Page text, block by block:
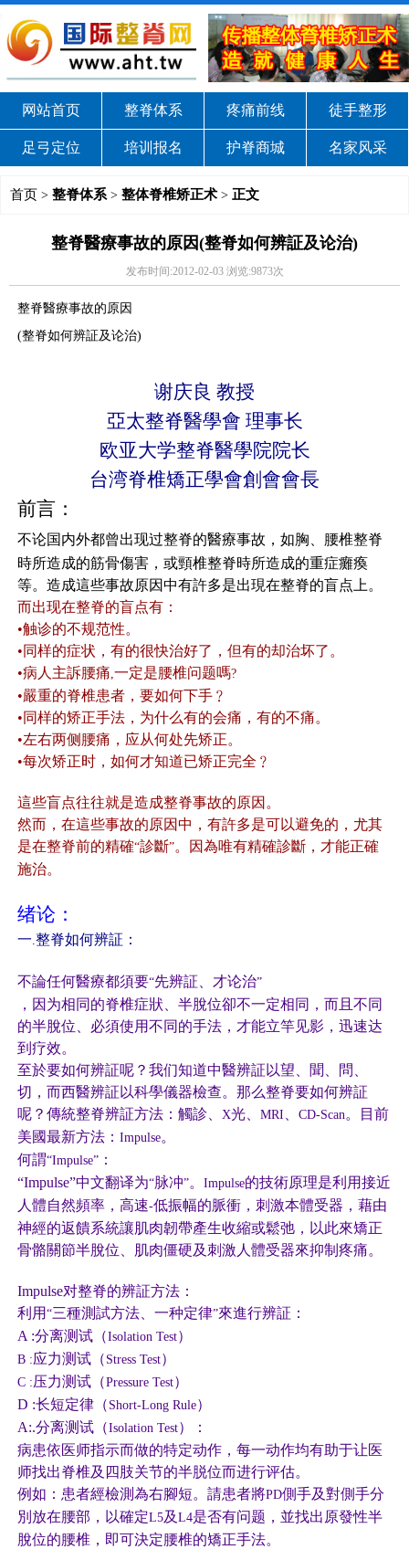
网站首页 整脊体系 疼痛前线 徒手整形
足弓定位 培训报名 护脊商城 名家风采
首页 > 整脊体系 > 整体脊椎矫正术 > 正文
整脊醫療事故的原因(整脊如何辨証及论治)
发布时间:2012-02-03 浏览:9873次
整脊醫療事故的原因
(整脊如何辨証及论治)
谢庆良 教授
亞太整脊醫學會 理事长
欧亚大学整脊醫學院院长
台湾脊椎矯正學會創會會長
前言：
不论国内外都曾出现过整脊的醫療事故，如胸、腰椎整脊
時所造成的筋骨傷害，或頸椎整脊時所造成的重症癱瘓
等。造成這些事故原因中有許多是出現在整脊的盲点上。
而出现在整脊的盲点有：
•触诊的不规范性。
•同样的症状，有的很快治好了，但有的却治坏了。
•病人主訴腰痛 一定是腰椎问题嗎?
•嚴重的脊椎患者，要如何下手﹖
•同样的矫正手法，为什么有的会痛，有的不痛。
•左右两侧腰痛，应从何处先矫正。
•每次矫正时，如何才知道已矫正完全﹖
這些盲点往往就是造成整脊事故的原因。
然而，在這些事故的原因中，有許多是可以避免的，尤其
是在整脊前的精確“診斷”。因為唯有精確診斷，才能正確
施治。
绪论：
一 整脊如何辨証：
不論任何醫療都須要“先辨証、才论治”
，因为相同的脊椎症狀、半脫位卻不一定相同，而且不同
的半脫位、必須使用不同的手法，才能立竿见影，迅速达
到疗效。
至於要如何辨証呢？我们知道中醫辨証以望、聞、問、
切，而西醫辨証以科學儀器檢查。那么整脊要如何辨証
呢？傳統整脊辨証方法：觸診、 X光、 MRI CD-Scan 。目前
美國最新方法： Impulse。
何謂“Impulse”：
“Impulse”中文翻译为“脉冲”。 Impulse的技術原理是利用接近
人體自然頻率，高速-低振幅的脈衝，刺激本體受器，藉由
神經的返饋系統讓肌肉韌帶產生收縮或鬆弛，以此來矯正
骨骼關節半脫位、肌肉僵硬及刺激人體受器來抑制疼痛。
Impulse对整脊的辨証方法：
利用 “三種測試方法、一种定律”來進行辨証：
A :分离测试（Isolation Test）
B :应力测试（ Stress Test）
C :压力测试（Pressure Test）
D :长短定律（ Short-Long Rule）
A:.分离测试（Isolation Test）：
病患依医师指示而做的特定动作，每一动作均有助于让医
师找出脊椎及四肢关节的半脱位而进行评估。
例如：患者經檢測為右腳短。請患者將PD側手及對側手分
別放在腰部，以確定L5及 L4是否有问题，並找出原發性半
脫位的腰椎，即可決定腰椎的矯正手法。